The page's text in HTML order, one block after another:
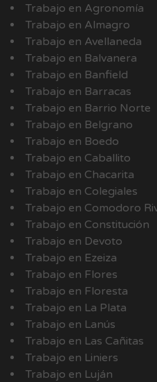
Trabajo en Agronomía
Trabajo en Almagro
Trabajo en Avellaneda
Trabajo en Balvanera
Trabajo en Banfield
Trabajo en Barracas
Trabajo en Barrio Norte
Trabajo en Belgrano
Trabajo en Boedo
Trabajo en Caballito
Trabajo en Chacarita
Trabajo en Colegiales
Trabajo en Comodoro
Trabajo en Constitución
Trabajo en Devoto
Trabajo en Ezeiza
Trabajo en Flores
Trabajo en Floresta
Trabajo en La Plata
Trabajo en Lanús
Trabajo en Las Cañitas
Trabajo en Liniers
Trabajo en Luján